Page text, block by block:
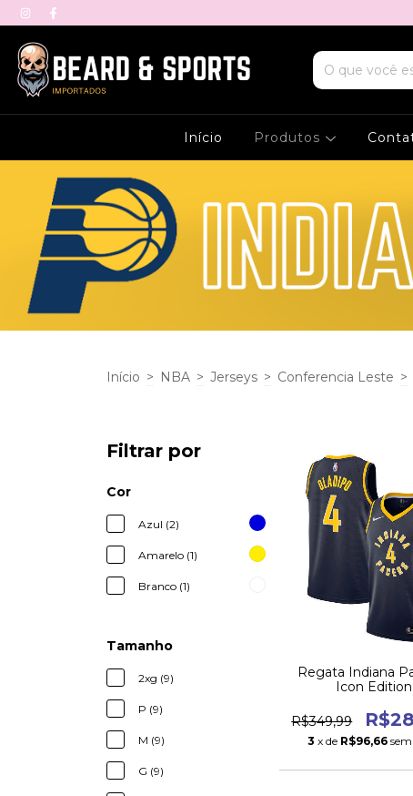
Início Produtos
Início > NBA > Jerseys > Conferencia Leste >
Filtrar por
Cor
Azul (2)
Amarelo (1)
Branco (1)
Tamanho
2xg (9)
P (9)
M (9)
G (9)
Regata Indiana
Icon Edition
R$349,99
3 x de R$96,66